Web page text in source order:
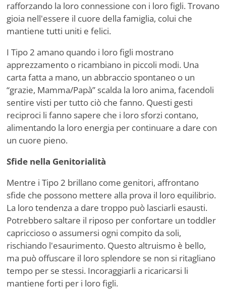
rafforzando la loro connessione con i loro figli. Trovano
gioia nell'essere il cuore della famiglia, colui che
mantiene tutti uniti e felici.
I Tipo 2 amano quando i loro figli mostrano
apprezzamento o ricambiano in piccoli modi. Una
carta fatta a mano, un abbraccio spontaneo o un
“grazie, Mamma/Papà” scalda la loro anima, facendoli
sentire visti per tutto ciò che fanno. Questi gesti
reciproci li fanno sapere che i loro sforzi contano,
alimentando la loro energia per continuare a dare con
un cuore pieno.
Sfide nella Genitorialità
Mentre i Tipo 2 brillano come genitori, affrontano
sfide che possono mettere alla prova il loro equilibrio.
La loro tendenza a dare troppo può lasciarli esausti.
Potrebbero saltare il riposo per confortare un toddler
capriccioso o assumersi ogni compito da soli,
rischiando l'esaurimento. Questo altruismo è bello,
ma può offuscare il loro splendore se non si ritagliano
tempo per se stessi. Incoraggiarli a ricaricarsi li
mantiene forti per i loro figli.